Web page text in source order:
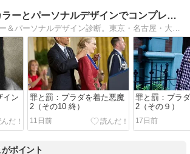
パーソナルカラーとパーソナルデザインでコンプレックスを消す
イン
罪と罰：プラダを着た悪魔
2（その10 終）
11日前
罪と罰：プラ
2（その９）
17日前
ポイント